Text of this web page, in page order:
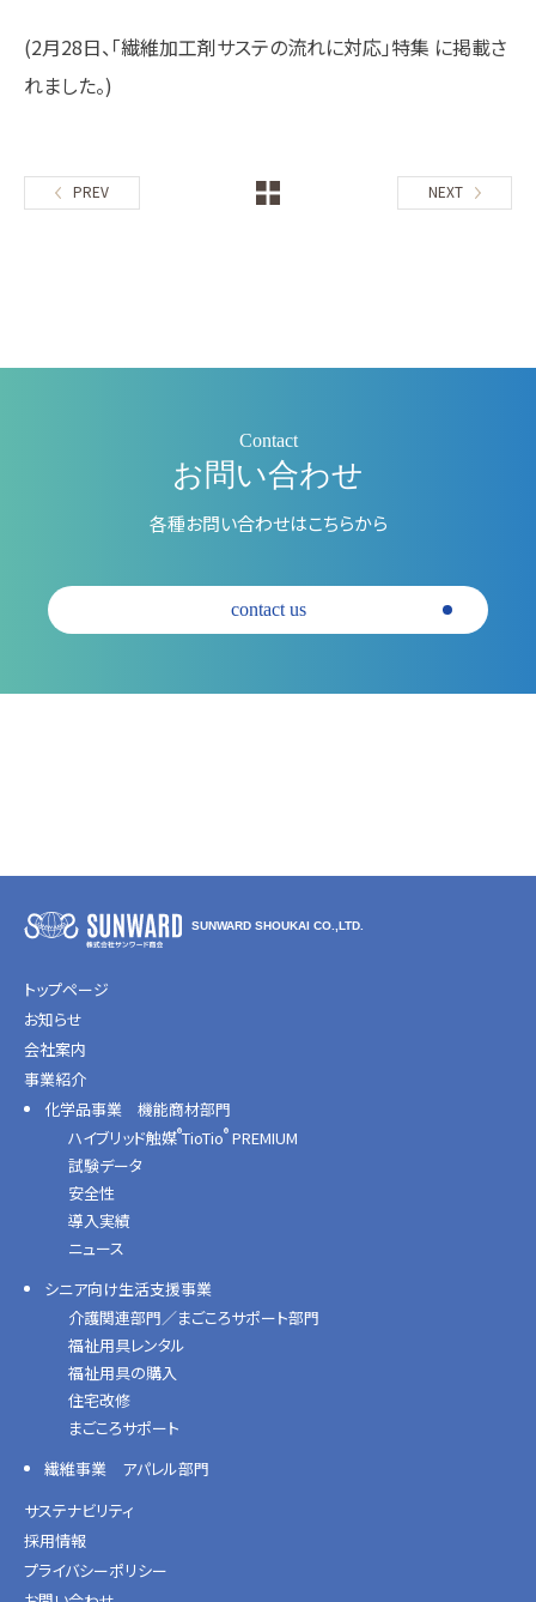
(2月28日、「繊維加工剤サステの流れに対応」特集 に掲載さ
れました。)
PREV NEXT
Contact
お問い合わせ
各種お問い合わせはこちらから
contact us
SUNWARD SHOUKAI CO.,LTD.
トップページ
お知らせ
会社案内
事業紹介
化学品事業 機能商材部門
ハイブリッド触媒®TioTio®PREMIUM
試験データ
安全性
導入実績
ニュース
シニア向け生活支援事業
介護関連部門／まごころサポート部門
福祉用具レンタル
福祉用具の購入
住宅改修
まごころサポート
繊維事業 アパレル部門
サステナビリティ
採用情報
プライバシーポリシー